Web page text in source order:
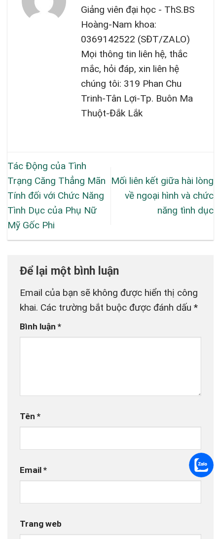
Giảng viên đại học - ThS.BS
Hoàng-Nam khoa:
0369142522 (SĐT/ZALO)
Mọi thông tin liên hệ, thắc
mắc, hỏi đáp, xin liên hệ
chúng tôi: 319 Phan Chu
Trinh-Tân Lợi-Tp. Buôn Ma
Thuột-Đắk Lắk
Tác Động của Tình
Trạng Căng Thẳng Mãn
Tính đối với Chức Năng
Tình Dục của Phụ Nữ
Mỹ Gốc Phi
Mối liên kết giữa hài lòng
về ngoại hình và chức
năng tình dục
Để lại một bình luận
Email của bạn sẽ không được hiển thị công
khai. Các trường bắt buộc được đánh dấu *
Bình luận *
Tên *
Email *
Trang web